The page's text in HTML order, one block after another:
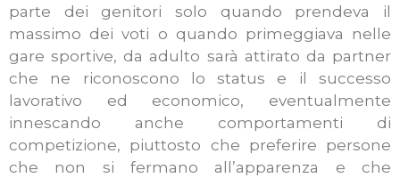
parte dei genitori solo quando prendeva il
massimo dei voti o quando primeggiava nelle
gare sportive, da adulto sarà attirato da partner
che ne riconoscono lo status e il successo
lavorativo ed economico, eventualmente
innescando anche comportamenti di
competizione, piuttosto che preferire persone
che non si fermano all’apparenza e che